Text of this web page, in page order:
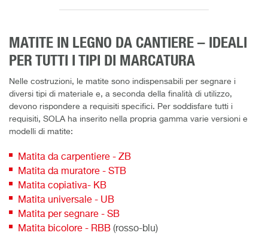
MATITE IN LEGNO DA CANTIERE – IDEALI
PER TUTTI I TIPI DI MARCATURA
Nelle costruzioni, le matite sono indispensabili per segnare i
diversi tipi di materiale e, a seconda della finalità di utilizzo,
devono rispondere a requisiti specifici. Per soddisfare tutti i
requisiti, SOLA ha inserito nella propria gamma varie versioni e
modelli di matite:
Matita da carpentiere - ZB
Matita da muratore - STB
Matita copiativa- KB
Matita universale - UB
Matita per segnare - SB
Matita bicolore - RBB (rosso-blu)